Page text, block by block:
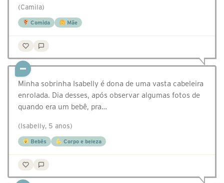
(Camila)
Comida Mãe
Minha sobrinha Isabelly é dona de uma vasta cabeleira
enrolada. Dia desses, após observar algumas fotos de
quando era um bebê, pra…
(Isabelly, 5 anos)
Bebês Corpo e beleza